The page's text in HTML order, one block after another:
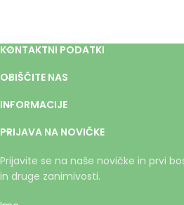
KONTAKTNI PODATKI
OBIŠČITE NAS
INFORMACIJE
PRIJAVA NA NOVIČKE
Prijavite se na naše novičke in prvi
in druge zanimivosti.